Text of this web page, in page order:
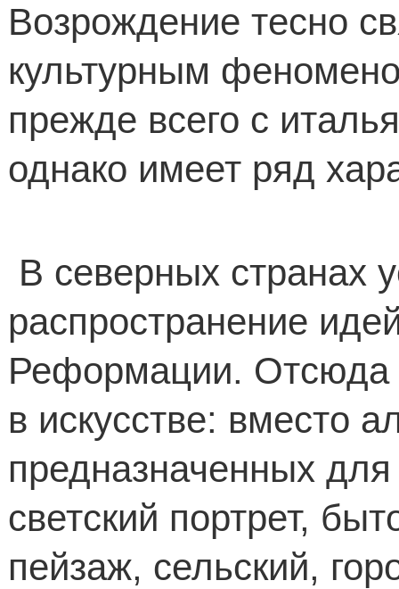
Возрождение тесно
культурным
прежде всего с
однако имеет ряд
В северных странах
распространение
Реформации. Отсюда
в искусстве: вместо
предназначенных
светский портрет,
пейзаж, сельский,